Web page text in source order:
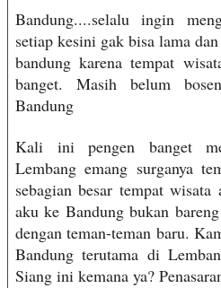
Bandung....selalu ingin
setiap kesini gak bisa lama
bandung karena tempat
banget. Masih belum
Bandung
Kali ini pengen banget
Lembang emang surganya
sebagian besar tempat
aku ke Bandung bukan
dengan teman-teman baru.
Bandung terutama di
Siang ini kemana ya?